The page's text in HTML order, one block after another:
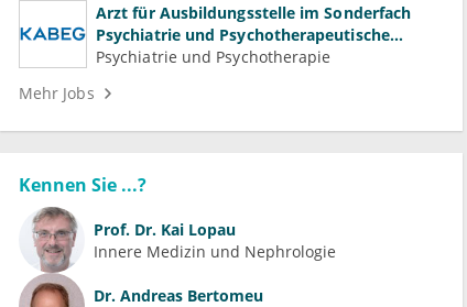
Arzt für Ausbildungsstelle im Sonderfach
Psychiatrie und Psychotherapeutische
Medizin (m/w/d)
Psychiatrie und Psychotherapie
Mehr Jobs
Kennen Sie ...?
Prof. Dr. Kai Lopau
Innere Medizin und Nephrologie
Dr. Andreas Bertomeu